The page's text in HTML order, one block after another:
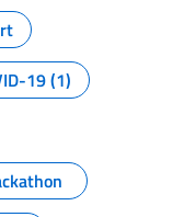
pagina
19 (1)